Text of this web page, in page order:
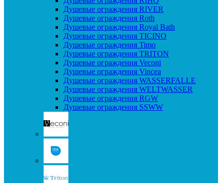
Душевые ограждения RIVER
Душевые ограждения Roth
Душевые ограждения Royal Bath
Душевые ограждения TICINO
Душевые ограждения Timo
Душевые ограждения TRITON
Душевые ограждения Veconi
Душевые ограждения Vincea
Душевые ограждения WASSERFALLE
Душевые ограждения WELTWASSER
Душевые ограждения RGW
Душевые ограждения SSWW